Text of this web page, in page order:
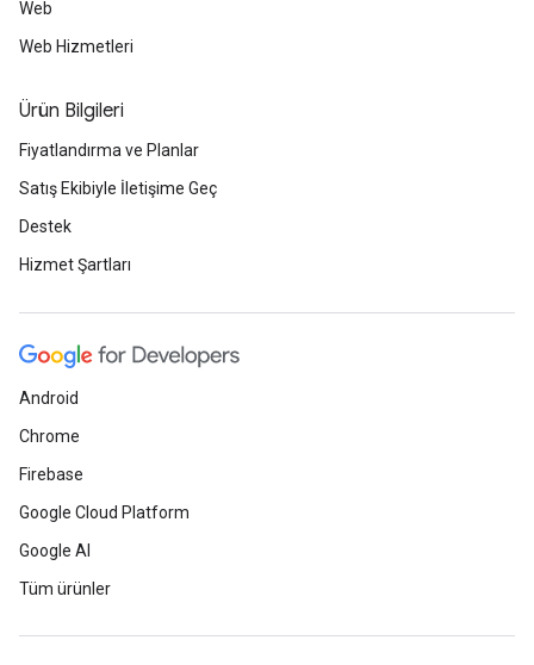
Web
Web Hizmetleri
Ürün Bilgileri
Fiyatlandırma ve Planlar
Satış Ekibiyle İletişime Geç
Destek
Hizmet Şartları
Android
Chrome
Firebase
Google Cloud Platform
Google AI
Tüm ürünler